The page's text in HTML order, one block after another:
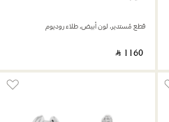
قطع مُستدير، لون أبيض، طلاء روديوم
‎ ⃁ ⁦1160⁩ ‎